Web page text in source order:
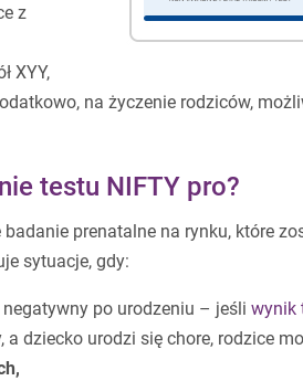
z
XYY,
na życzenie rodziców,
testu NIFTY pro?
prenatalne na rynku, które
sytuacje, gdy:
po urodzeniu – jeśli wynik
a dziecko urodzi się chore, rodzice